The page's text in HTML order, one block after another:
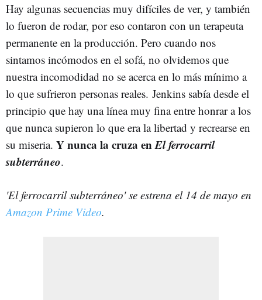
Hay algunas secuencias muy difíciles de ver, y también
lo fueron de rodar, por eso contaron con un terapeuta
permanente en la producción. Pero cuando nos
sintamos incómodos en el sofá, no olvidemos que
nuestra incomodidad no se acerca en lo más mínimo a
lo que sufrieron personas reales. Jenkins sabía desde el
principio que hay una línea muy fina entre honrar a los
que nunca supieron lo que era la libertad y recrearse en
su miseria. Y nunca la cruza enEl ferrocarril
subterráneo.
'El ferrocarril subterráneo' se estrena el 14 de mayo en
Amazon Prime Video.